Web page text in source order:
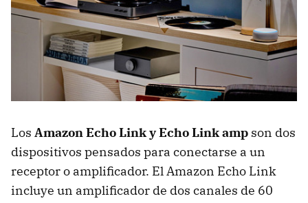
Los Amazon Echo Link y Echo Link amp son dos
dispositivos pensados para conectarse a un
receptor o amplificador. El Amazon Echo Link
incluye un amplificador de dos canales de 60